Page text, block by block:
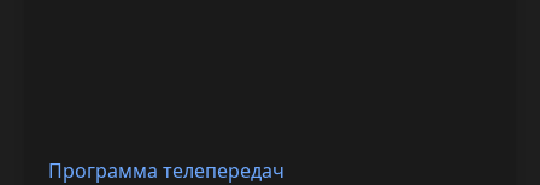
Программа телепередач